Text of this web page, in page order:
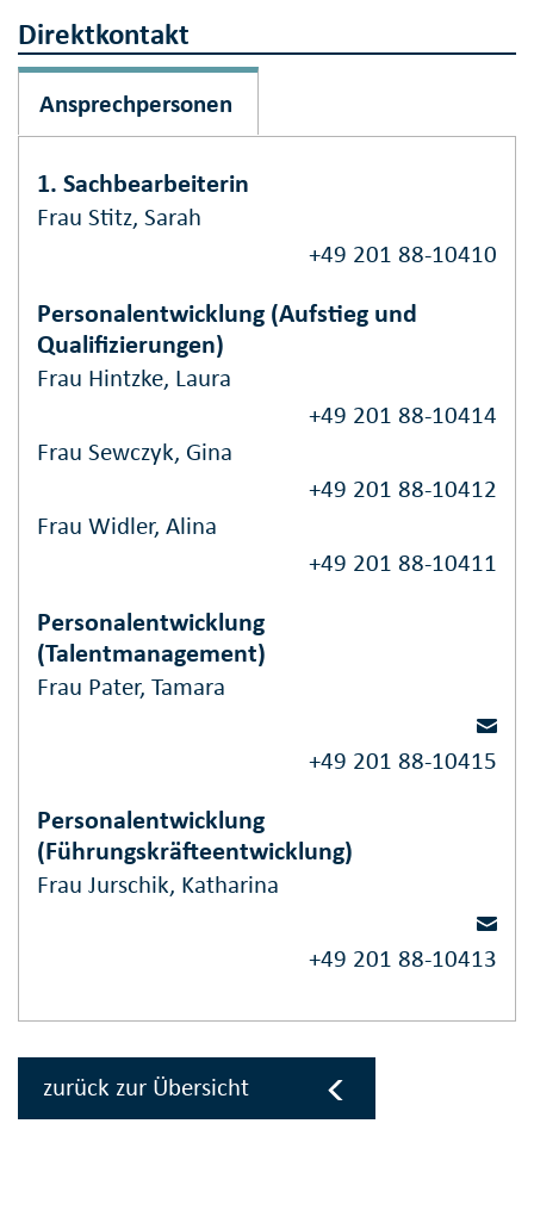
Direktkontakt
Ansprechpersonen
1. Sachbearbeiterin
Frau Stitz, Sarah
+49 201 88-10410
Personalentwicklung (Aufstieg und
Qualifizierungen)
Frau Hintzke, Laura
+49 201 88-10414
Frau Sewczyk, Gina
+49 201 88-10412
Frau Widler, Alina
+49 201 88-10411
Personalentwicklung
(Talentmanagement)
Frau Pater, Tamara
+49 201 88-10415
Personalentwicklung
(Führungskräfteentwicklung)
Frau Jurschik, Katharina
+49 201 88-10413
zurück zur Übersicht